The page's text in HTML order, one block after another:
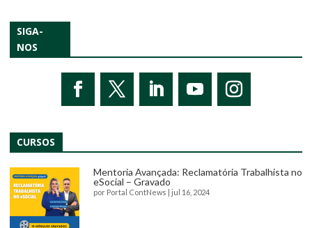
SIGA-
NOS
CURSOS
Mentoria Avançada: Reclamatória Trabalhista no
eSocial – Gravado
por Portal ContNews | jul 16, 2024